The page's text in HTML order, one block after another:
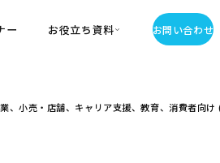
ー お役立ち資料
・お役立ち資料
お問い合わせ
、小売・店舗、キャリア支援、教育、消費者向